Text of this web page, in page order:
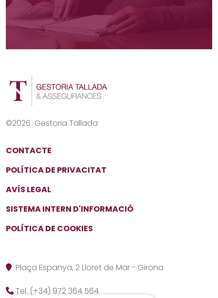
©2026 Gestoria Tallada
CONTACTE
POLÍTICA DE PRIVACITAT
AVÍS LEGAL
SISTEMA INTERN D'INFORMACIÓ
POLÍTICA DE COOKIES
Plaça Espanya, 2 Lloret de Mar- Girona
Tel. (+34) 972 364 564